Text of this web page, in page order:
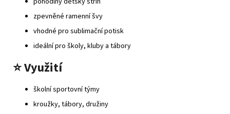
zpevněné ramenní švy
vhodné pro sublimační potisk
ideální pro školy, kluby a tábory
⭐Využití
školní sportovní týmy
kroužky, tábory, družiny